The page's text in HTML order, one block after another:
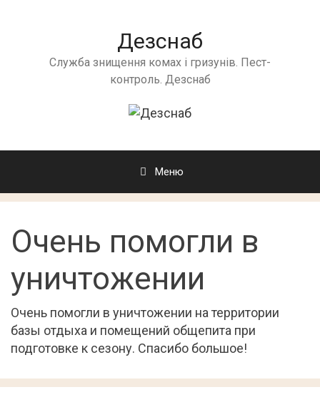
Дезснаб
Служба знищення комах і гризунів. Пест-
контроль. Дезснаб
Меню
Очень помогли в
уничтожении
Очень помогли в уничтожении на территории
базы отдыха и помещений общепита при
подготовке к сезону. Спасибо большое!